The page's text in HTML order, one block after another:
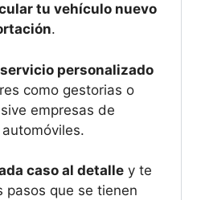
tu vehículo nuevo
.
servicio personalizado
como gestorias o
empresas de
caso al detalle y te
pasos que se tienen